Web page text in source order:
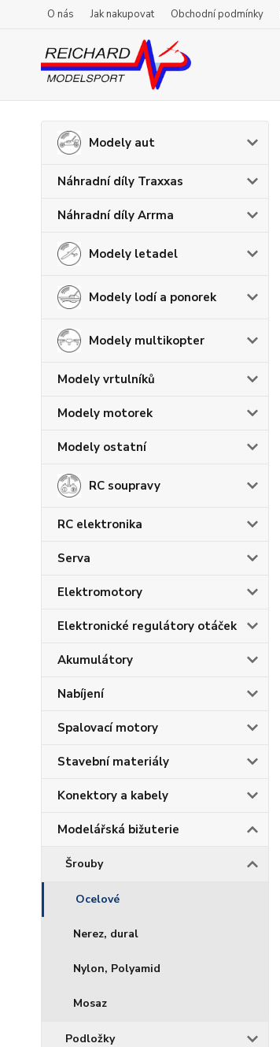
O nás Jak nakupovat Obchodní podmínky
Modely aut
Náhradní díly Traxxas
Náhradní díly Arrma
Modely letadel
Modely lodí a ponorek
Modely multikopter
Modely vrtulníků
Modely motorek
Modely ostatní
RC soupravy
RC elektronika
Serva
Elektromotory
Elektronické regulátory otáček
Akumulátory
Nabíjení
Spalovací motory
Stavební materiály
Konektory a kabely
Modelářská bižuterie
Šrouby
Ocelové
Nerez, dural
Nylon, Polyamid
Mosaz
Podložky